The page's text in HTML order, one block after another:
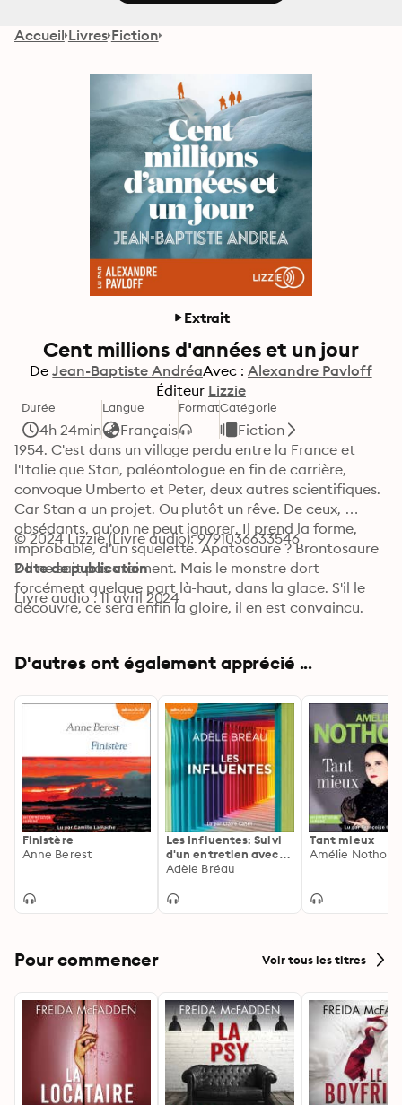
Accueil Livres Fiction
Extrait
Cent millions d'années et un jour
De Jean-Baptiste AndréaAvec : Alexandre Pavloff
Éditeur Lizzie
Durée
4h 24min
Langue
Français
FormatCatégorie
Fiction
1954. C'est dans un village perdu entre la France et
l'Italie que Stan, paléontologue en fin de carrière,
convoque Umberto et Peter, deux autres scientifiques.
Car Stan a un projet. Ou plutôt un rêve. De ceux,
obsédants, qu'on ne peut ignorer. Il prend la forme,
improbable, d'un squelette. Apatosaure ? Brontosaure
? Il ne sait pas vraiment. Mais le monstre dort
forcément quelque part là-haut, dans la glace. S'il le
découvre, ce sera enfin la gloire, il en est convaincu.
l'équipée là où nul n'aurait pensé aller. De sa plume
signe un roman à couper le souffle, porté par ces folies
qui nous hantent.
© 2024 Lizzie (Livre audio): 9791036633546
Date de publication
Livre audio : 11 avril 2024
D'autres ont également apprécié ...
Finistère
Anne Berest
Les Influentes: Suivi
d'un entretien avec
l'auteure
Adèle Bréau
Tant mieux
Amélie
Pour commencer Voir tous les titres